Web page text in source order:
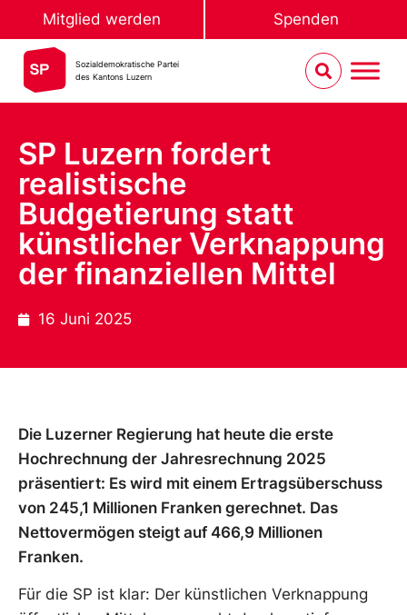
Mitglied werden Spenden
Sozialdemokratische Partei
des Kantons Luzern
SP Luzern fordert
realistische
Budgetierung statt
künstlicher Verknappung
der finanziellen Mittel
16 Juni 2025
Die Luzerner Regierung hat heute die erste
Hochrechnung der Jahresrechnung 2025
präsentiert: Es wird mit einem Ertragsüberschuss
von 245,1 Millionen Franken gerechnet. Das
Nettovermögen steigt auf 466,9 Millionen
Franken.
Für die SP ist klar: Der künstlichen Verknappung